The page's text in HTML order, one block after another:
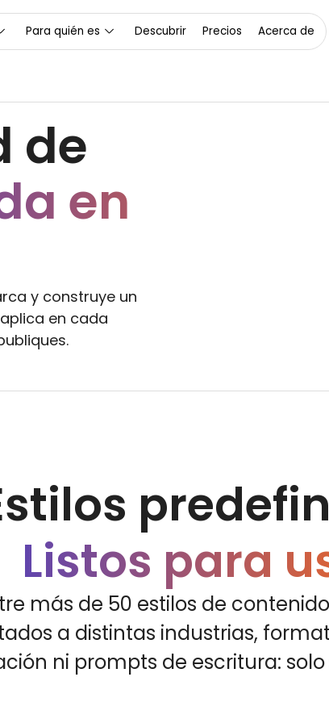
Visual
Para quién es Descubrir Precios Acerca de
de
en
y construye un
en cada
Listos para
más de 50 estilos de
a distintas industrias,
ni prompts de escritura: